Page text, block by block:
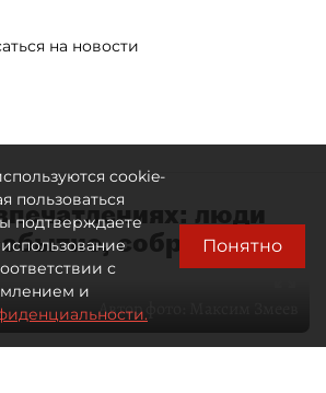
на новости
люди
собранное
Автор фото:
cookie-
пользоваться
подтверждаете
с
и
Понятно